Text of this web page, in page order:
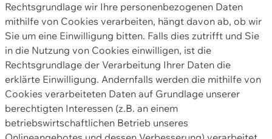
Rechtsgrundlage wir Ihre personenbezogenen Daten
mithilfe von Cookies verarbeiten, hängt davon ab, ob wir
Sie um eine Einwilligung bitten. Falls dies zutrifft und Sie
in die Nutzung von Cookies einwilligen, ist die
Rechtsgrundlage der Verarbeitung Ihrer Daten die
erklärte Einwilligung. Andernfalls werden die mithilfe von
Cookies verarbeiteten Daten auf Grundlage unserer
berechtigten Interessen (z.B. an einem
betriebswirtschaftlichen Betrieb unseres